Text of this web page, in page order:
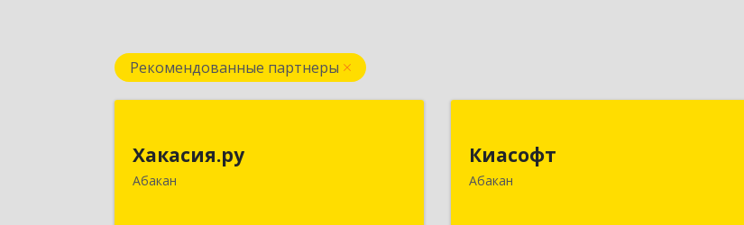
Рекомендованные партнеры
Хакасия.ру
Абакан
655017, Хакасия Респ, Абакан г,
Киасофт
Абакан
655017, Хакасия Респ, Абакан г, Ивана